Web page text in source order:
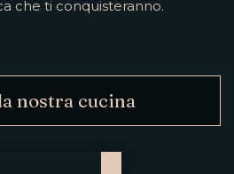
che ti conquisteranno.
nostra cucina